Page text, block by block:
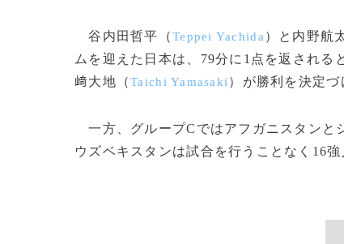
谷内田哲平（Teppei Yachida ）と内野航
ムを迎えた日本は、79分に1点を返され
﨑大地（Taichi Yamasaki ）が勝利を決定づ
一方、グループCではアフガニスタンと
ウズベキスタンは試合を行うことなく16